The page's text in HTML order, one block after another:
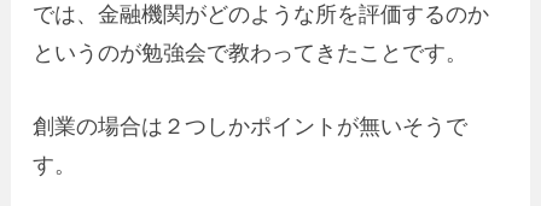
では、金融機関がどのような所を評価するのか
というのが勉強会で教わってきたことです。
創業の場合は２つしかポイントが無いそうで
す。